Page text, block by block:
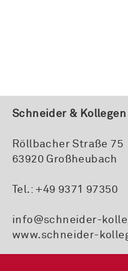
Schneider & Kollegen
Röllbacher Straße 75
63920 Großheubach
Tel.: +49 9371 97350
info@schneider-
www.schneider-